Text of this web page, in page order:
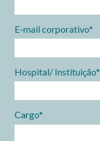
E-mail corporativo*
Hospital/ Instituição*
Cargo*